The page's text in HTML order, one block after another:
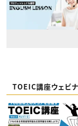
TOEIC講座ウェビ